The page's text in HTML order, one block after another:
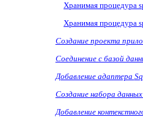
Хранимая процедура
Хранимая процедура
Создание проекта
Соединение с базой
Добавление адаптера
Создание набора данных
Добавление